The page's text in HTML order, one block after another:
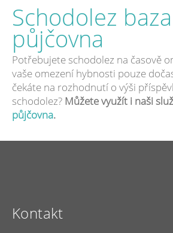
Schodolez
půjčovna
Potřebujete schodolez na časově
vaše omezení hybnosti pouze
čekáte na rozhodnutí o výši
schodolez? Můžete využít i naši
půjčovna.
Kontakt